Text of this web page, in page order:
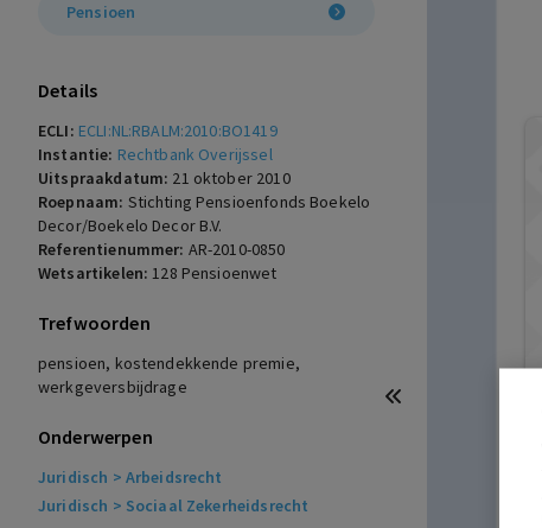
Pensioen
Details
ECLI: ECLI:NL:RBALM:2010:BO1419
Instantie: Rechtbank Overijssel
Uitspraakdatum: 21 oktober 2010
Roepnaam: Stichting Pensioenfonds Boekelo
Decor/Boekelo Decor B.V.
Referentienummer: AR-2010-0850
Wetsartikelen:128 Pensioenwet
Trefwoorden
pensioen, kostendekkende premie,
werkgeversbijdrage
Onderwerpen
Juridisch > Arbeidsrecht
Juridisch > Sociaal Zekerheidsrecht